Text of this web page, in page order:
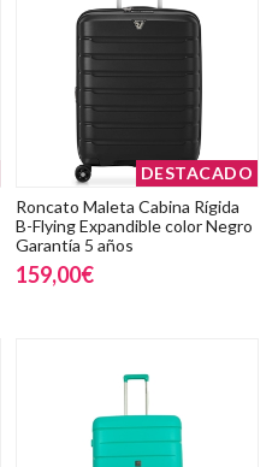
DESTACADO
Roncato Maleta Cabina Rígida
B-Flying Expandible color Negro
Garantía 5 años
159,00€